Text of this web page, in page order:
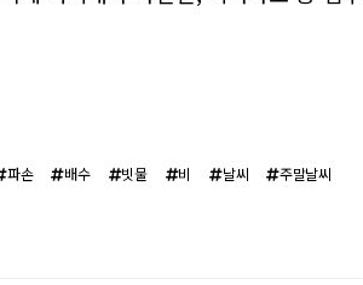
파손 배수 빗물 비 날씨 주말날씨